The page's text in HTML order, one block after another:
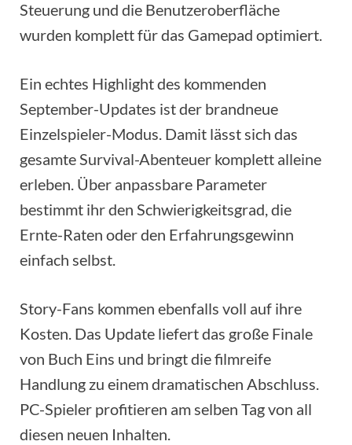
Steuerung und die Benutzeroberfläche
wurden komplett für das Gamepad optimiert.
Ein echtes Highlight des kommenden
September-Updates ist der brandneue
Einzelspieler-Modus. Damit lässt sich das
gesamte Survival-Abenteuer komplett alleine
erleben. Über anpassbare Parameter
bestimmt ihr den Schwierigkeitsgrad, die
Ernte-Raten oder den Erfahrungsgewinn
einfach selbst.
Story-Fans kommen ebenfalls voll auf ihre
Kosten. Das Update liefert das große Finale
von Buch Eins und bringt die filmreife
Handlung zu einem dramatischen Abschluss.
PC-Spieler profitieren am selben Tag von all
diesen neuen Inhalten.